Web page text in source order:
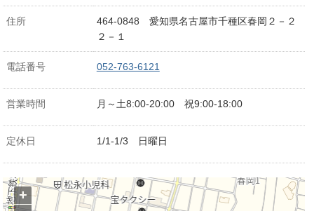
住所
464-0848 愛知県名古屋市千種区春岡２－２
２－１
電話番号 052-763-6121
営業時間 月～土8:00-20:00 祝9:00-18:00
定休日 1/1-1/3 日曜日
+